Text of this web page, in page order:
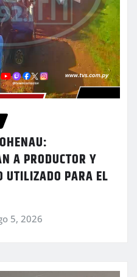
A PRODUCTOR Y
UTILIZADO PARA EL
5, 2026